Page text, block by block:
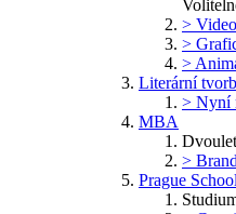
>
>
>
Literární
> Nyní
MBA
>
Prague